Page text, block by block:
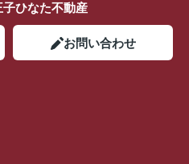
ひなた不動産
お問い合わせ